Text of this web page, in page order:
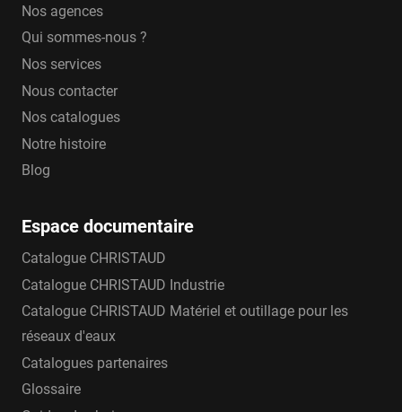
Nos agences
Qui sommes-nous ?
Nos services
Nous contacter
Nos catalogues
Notre histoire
Blog
Espace documentaire
Catalogue CHRISTAUD
Catalogue CHRISTAUD Industrie
Catalogue CHRISTAUD Matériel et outillage pour les
réseaux d'eaux
Catalogues partenaires
Glossaire